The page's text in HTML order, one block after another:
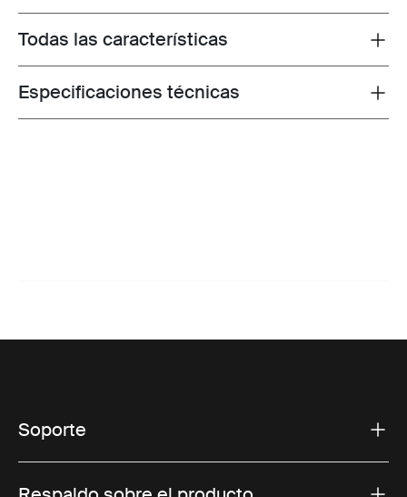
Toggle features
Todas las características
Toggle techspec
Especificaciones técnicas
Soporte